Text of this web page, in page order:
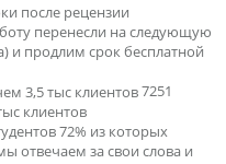
после рецензии
перенесли на следующую
и продлим срок бесплатной
7251
клиентов
72% из которых
отвечаем за свои слова и